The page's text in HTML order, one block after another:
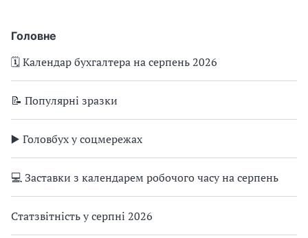
Головне
🗓️ Календар бухгалтера на серпень 2026
📝 Популярні зразки
▶️ Головбух у соцмережах
💻 Заставки з календарем робочого часу на серпень
Статзвітність у серпні 2026